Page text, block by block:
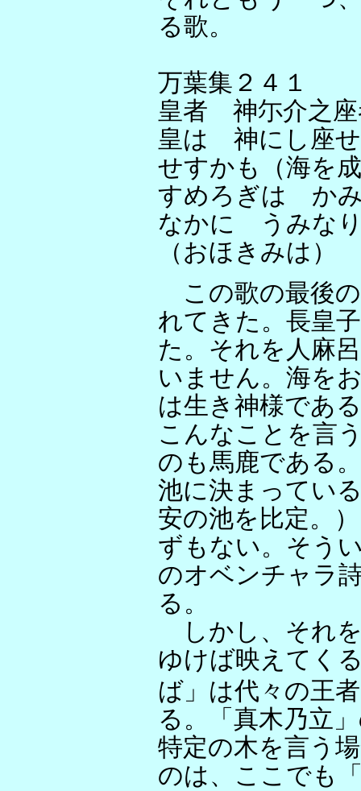
る歌。
万葉集２４１
皇者 神尓介之
皇は 神にし座
せすかも（海を
すめろぎは か
なかに うみな
（おほきみは）
この歌の最後
れてきた。長皇
た。それを人麻
いません。海を
は生き神様であ
こんなことを言
のも馬鹿である
池に決まってい
安の池を比定。
ずもない。そう
のオベンチャラ
る。
しかし、それ
ゆけば映えてく
ば」は代々の王
る。「真木乃立
特定の木を言う
のは、ここでも